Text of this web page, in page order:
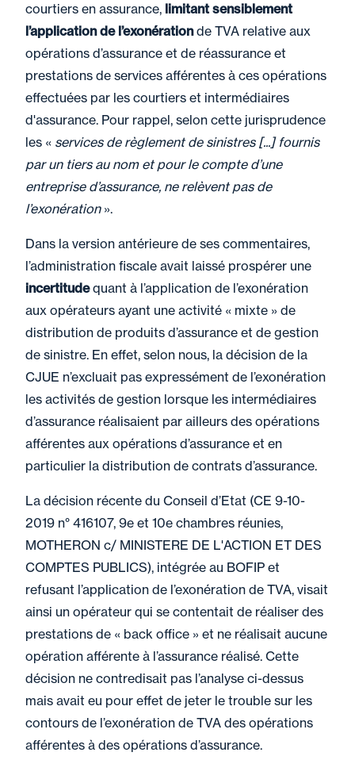
courtiers en assurance, limitant sensiblement
l’application de l’exonérationde TVA relative aux
opérations d’assurance et de réassurance et
prestations de services afférentes à ces opérations
effectuées par les courtiers et intermédiaires
d'assurance. Pour rappel, selon cette jurisprudence
les « services de règlement de sinistres [...] fournis
par un tiers au nom et pour le compte d’une
entreprise d’assurance, ne relèvent pas de
l’exonération».
Dans la version antérieure de ses commentaires,
l’administration fiscale avait laissé prospérer une
incertitudequant à l’application de l’exonération
aux opérateurs ayant une activité « mixte » de
distribution de produits d’assurance et de gestion
de sinistre. En effet, selon nous, la décision de la
CJUE n’excluait pas expressément de l’exonération
les activités de gestion lorsque les intermédiaires
d’assurance réalisaient par ailleurs des opérations
afférentes aux opérations d’assurance et en
particulier la distribution de contrats d’assurance.
La décision récente du Conseil d’Etat (CE 9-10-
2019 n° 416107, 9e et 10e chambres réunies,
MOTHERON c/ MINISTERE DE L'ACTION ET DES
COMPTES PUBLICS), intégrée au BOFIP et
refusant l’application de l’exonération de TVA, visait
ainsi un opérateur qui se contentait de réaliser des
prestations de « back office » et ne réalisait aucune
opération afférente à l’assurance réalisé. Cette
décision ne contredisait pas l’analyse ci-dessus
mais avait eu pour effet de jeter le trouble sur les
contours de l’exonération de TVA des opérations
afférentes à des opérations d’assurance.